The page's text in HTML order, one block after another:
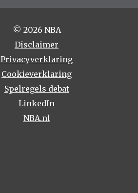
© 2026 NBA
Disclaimer
Privacyverklaring
Cookieverklaring
Spelregels debat
LinkedIn
NBA.nl